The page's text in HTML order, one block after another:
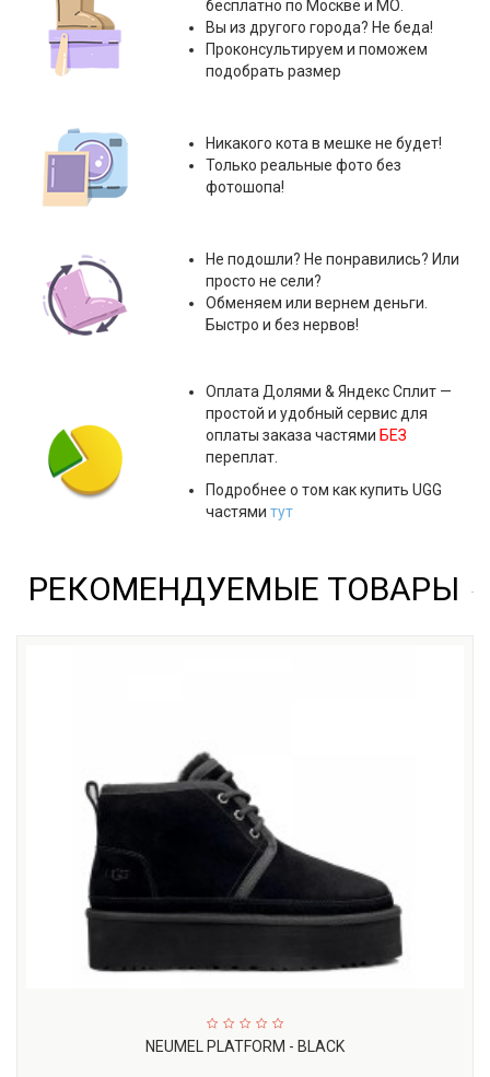
бесплатно по Москве и МО.
Вы из другого города? Не беда!
Проконсультируем и поможем
подобрать размер
Никакого кота в мешке не будет!
Только реальные фото без
фотошопа!
Не подошли? Не понравились? Или
просто не сели?
Обменяем или вернем деньги.
Быстро и без нервов!
ОплатаДолями & Яндекс Сплит —
простой и удобный сервис для
оплаты заказа частями БЕЗ
переплат.
Подробнее о том как купить UGG
частями тут
РЕКОМЕНДУЕМЫЕ ТОВАРЫ
NEUMEL PLATFORM - BLACK